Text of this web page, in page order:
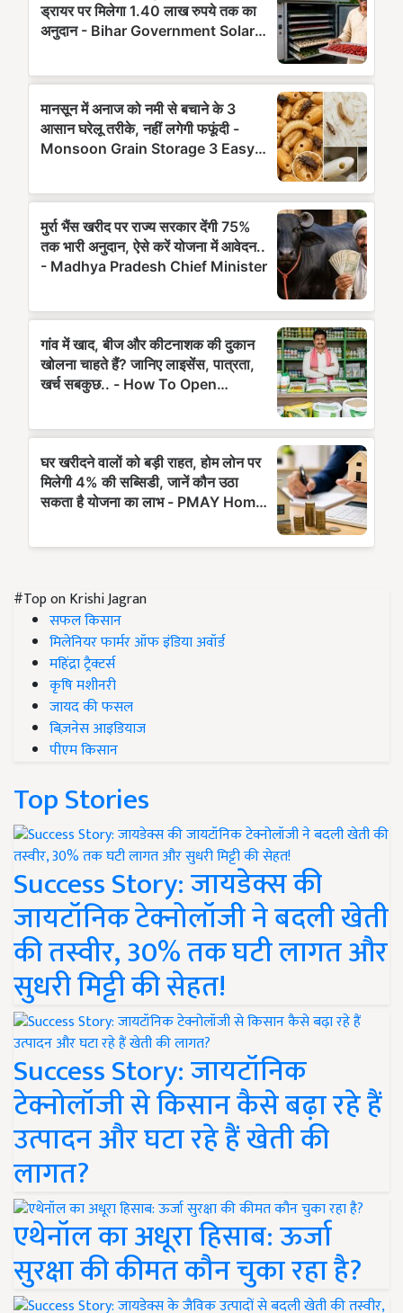
#Top on Krishi Jagran
सफल किसान
मिलेनियर फार्मर ऑफ इंडिया अवॉर्ड
महिंद्रा ट्रैक्टर्स
कृषि मशीनरी
जायद की फसल
बिज़नेस आइडियाज
पीएम किसान
Top Stories
Success Story: जायडेक्स की
जायटॉनिक टेक्नोलॉजी ने बदली खेती
की तस्वीर, 30% तक घटी लागत और
सुधरी मिट्टी की सेहत!
Success Story: जायटॉनिक
टेक्नोलॉजी से किसान कैसे बढ़ा रहे हैं
उत्पादन और घटा रहे हैं खेती की
लागत?
एथेनॉल का अधूरा हिसाब: ऊर्जा
सुरक्षा की कीमत कौन चुका रहा है?